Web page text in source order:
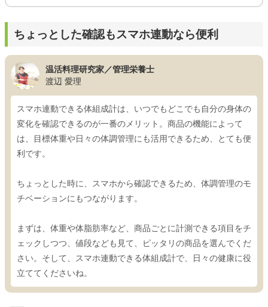
ちょっとした確認もスマホ連動なら便利
温活料理研究家／管理栄養士
渡辺 愛理
スマホ連動できる体組成計は、いつでもどこでも自分の身体の
変化を確認できるのが一番のメリット。商品の機能によって
は、目標体重や日々の体調管理にも活用できるため、とても便
利です。
ちょっとした時に、スマホから確認できるため、体調管理のモ
チベーションにもつながります。
まずは、体重や体脂肪率など、商品ごとに計測できる項目をチ
ェックしつつ、値段なども見て、ピッタリの商品を選んでくだ
さい。そして、スマホ連動できる体組成計で、日々の健康に役
立ててくださいね。